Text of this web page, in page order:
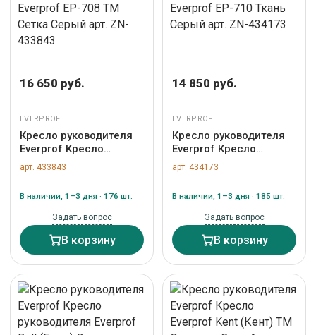
16 650 руб.
EVERPROF
Кресло руководителя
Everprof Кресло
Everprof EP-708 TM
Сетка Серый арт. ZN-
арт. 433843
В наличии, 1–3 дня · 176 шт.
Задать вопрос
В корзину
14 850 руб.
EVERPROF
Кресло руководителя
Everprof Кресло
Everprof EP-710 Ткань
Серый арт. ZN-434173
арт. 434173
В наличии, 1–3 дня · 185 шт.
Задать вопрос
В корзину